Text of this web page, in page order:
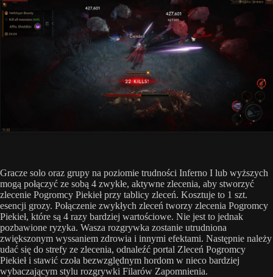
Gracze solo oraz grupy na poziomie trudności Inferno I lub wyższych
mogą połączyć ze sobą 4 zwykłe, aktywne zlecenia, aby stworzyć
zlecenie Pogromcy Piekieł przy tablicy zleceń. Kosztuje to 1 szt.
esencji grozy. Połączenie zwykłych zleceń tworzy zlecenia Pogromcy
Piekieł, które są 4 razy bardziej wartościowe. Nie jest to jednak
pozbawione ryzyka. Wasza rozgrywka zostanie utrudniona
zwiększonym wyssaniem zdrowia i innymi efektami. Następnie należy
udać się do strefy ze zlecenia, odnaleźć portal Zleceń Pogromcy
Piekieł i stawić czoła bezwzględnym hordom w nieco bardziej
wybaczającym stylu rozgrywki Filarów Zapomnienia.